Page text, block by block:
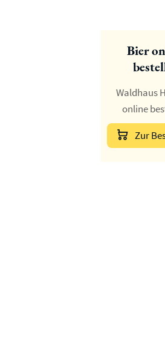
Bier
Waldhaus
online
Zur